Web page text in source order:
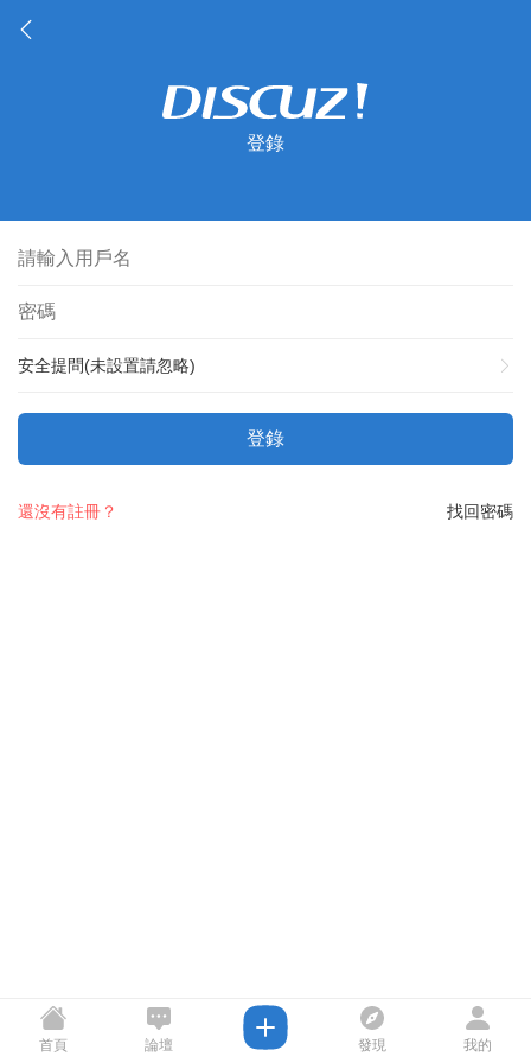
登錄
安全提問(未設置請忽略)
登錄
找回密碼
還沒有註冊？
首頁 論壇 發現 我的